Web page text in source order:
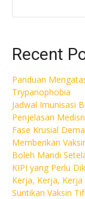
Recent
Panduan
Trypanophobia
Jadwal Imunisasi
Penjelasan
Fase Krusial
Memberikan
Boleh Mandi
KIPI yang Perlu
Kerja, Kerja, Kerja
Suntikan Vaksin